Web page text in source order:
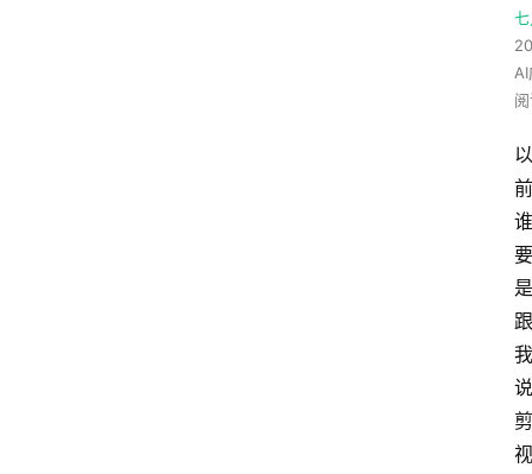
以
前
谁
要
是
跟
我
说
剪
视